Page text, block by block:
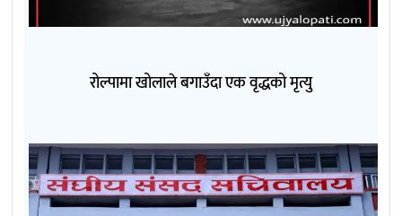
रोल्पामा खोलाले बगाउँदा एक वृद्धको मृत्यु